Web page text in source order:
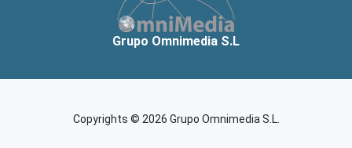
Grupo Omnimedia S.L
Copyrights © 2026 Grupo Omnimedia S.L.